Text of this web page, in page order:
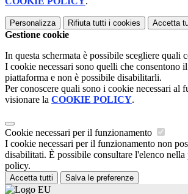
Personalizza Rifiuta tutti i cookies Accetta
Gestione cookie
In questa schermata è possibile scegliere quali
I cookie necessari sono quelli che consentono
piattaforma e non è possibile disabilitarli.
Per conoscere quali sono i cookie necessari al
visionare la COOKIE POLICY.
Cookie necessari per il funzionamento
I cookie necessari per il funzionamento non
disabilitati. È possibile consultare l'elenco
policy.
Accetta tutti Salva le preferenze